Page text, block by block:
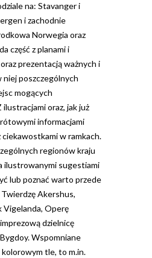
na: Stavanger i
i zachodnie
Norwegia oraz
część z planami i
prezentacją ważnych i
niej poszczególnych
mogących
oraz, jak już
informacjami
w ramkach.
regionów kraju
ilustrowanymi sugestiami
lub poznać warto przede
Akershus,
Vigelanda, Operę
dzielnicę
Wspomniane
tle, to m.in.